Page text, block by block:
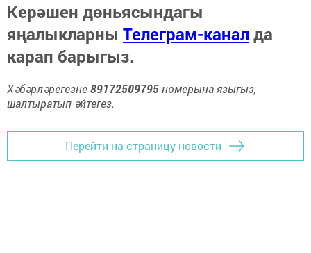
Керәшен дөньясындагы
яңалыкларны Телеграм-каналда
карап барыгыз.
Хәбәрләрегезне89172509795номерына языгыз,
шалтыратып әйтегез.
Перейти на страницу новости